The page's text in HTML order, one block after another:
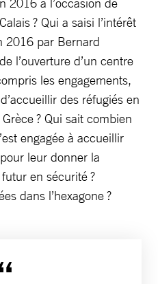
? Qui a saisi l’intérêt
2016 par Bernard
l’ouverture d’un centre
les engagements,
des réfugiés en
? Qui sait combien
engagée à accueillir
leur donner la
en sécurité ?
dans l’hexagone ?